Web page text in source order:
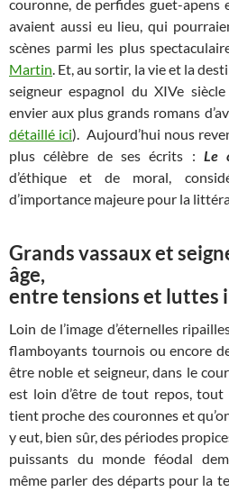
couronne, de perfides guet-apens
avaient aussi eu lieu, qui
scènes parmi les plus
Martin. Et, au sortir, la vie et la
seigneur espagnol du XIVe
envier aux plus grands romans
détaillé ici). Aujourd’hui nous
plus célèbre de ses écrits : Le
d’éthique et de moral,
d’importance majeure pour la
Grands vassaux et
âge,
entre tensions et luttes
Loin de l’image d’éternelles
flamboyants tournois ou encore
être noble et seigneur, dans le
est loin d’être de tout repos, tout
tient proche des couronnes et
y eut, bien sûr, des périodes
puissants du monde féodal
même parler des départs pour la